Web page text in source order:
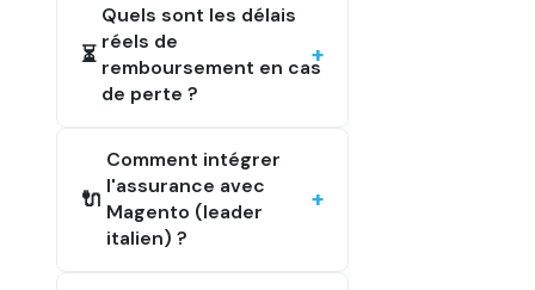
⏳
Quels sont les délais
réels de
remboursement en cas
de perte ?
🔌
Comment intégrer
l'assurance avec
Magento (leader
italien) ?